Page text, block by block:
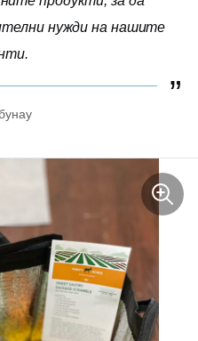
нужди на нашите